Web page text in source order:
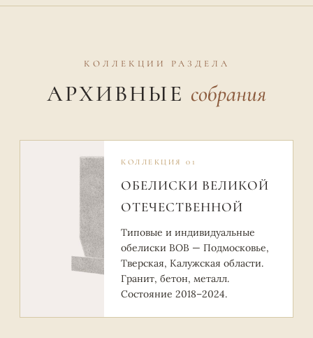
КОЛЛЕКЦИИ РАЗДЕЛА
АРХИВНЫЕ собрания
КОЛЛЕКЦИЯ 01
ОБЕЛИСКИ ВЕЛИКОЙ
ОТЕЧЕСТВЕННОЙ
Типовые и индивидуальные
обелиски ВОВ — Подмосковье,
Тверская, Калужская области.
Гранит, бетон, металл.
Состояние 2018–2024.